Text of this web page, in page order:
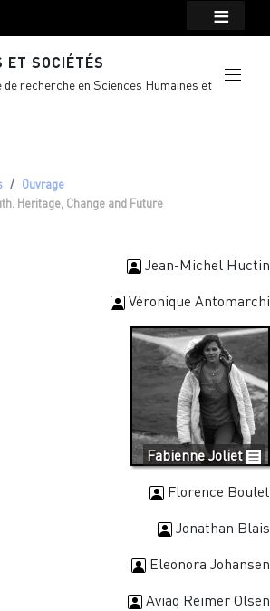
ET SOCIÉTÉS
recherche en Sciences Humaines et
Ouvrage
Heritage, Change and Future
Jean-Michel Huctin
Véronique Antomarchi
Fabienne Joliet
Florence Boulet
Jonathan Blais
Eleonora Johansen
Aviaq Reimer Olsen